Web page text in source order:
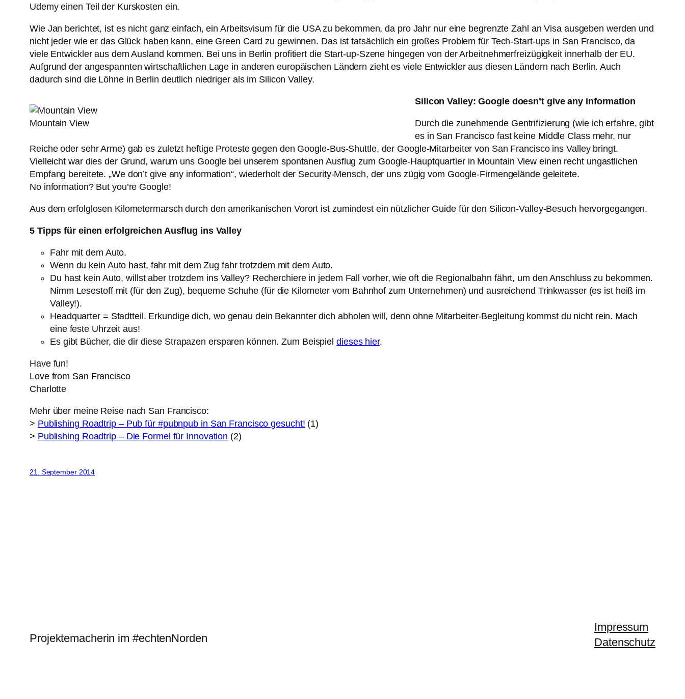
Udemy einen Teil der Kurskosten ein.
Wie Jan berichtet, ist es nicht ganz einfach, ein Arbeitsvisum für die USA zu bekommen, da pro Jahr nur eine begrenzte Zahl an Visa ausgeben werden und
nicht jeder wie er das Glück haben kann, eine Green Card zu gewinnen. Das ist tatsächlich ein großes Problem für Tech-Start-ups in San Francisco, da
viele Entwickler aus dem Ausland kommen. Bei uns in Berlin profitiert die Start-up-Szene hingegen von der Arbeitnehmerfreizügigkeit innerhalb der EU.
Aufgrund der angespannten wirtschaftlichen Lage in anderen europäischen Ländern zieht es viele Entwickler aus diesen Ländern nach Berlin. Auch
dadurch sind die Löhne in Berlin deutlich niedriger als im Silicon Valley.
Mountain View
Silicon Valley: Google doesn’t give any information
Durch die zunehmende Gentrifizierung (wie ich erfahre, gibt
es in San Francisco fast keine Middle Class mehr, nur
Reiche oder sehr Arme) gab es zuletzt heftige Proteste gegen den Google-Bus-Shuttle, der Google-Mitarbeiter von San Francisco ins Valley bringt.
Vielleicht war dies der Grund, warum uns Google bei unserem spontanen Ausflug zum Google-Hauptquartier in Mountain View einen recht ungastlichen
Empfang bereitete. „We don’t give any information“, wiederholt der Security-Mensch, der uns zügig vom Google-Firmengelände geleitete.
No information? But you’re Google!
Aus dem erfolglosen Kilometermarsch durch den amerikanischen Vorort ist zumindest ein nützlicher Guide für den Silicon-Valley-Besuch hervorgegangen.
5 Tipps für einen erfolgreichen Ausflug ins Valley
Fahr mit dem Auto.
Wenn du kein Auto hast,fahr mit dem Zug fahr trotzdem mit dem Auto.
Du hast kein Auto, willst aber trotzdem ins Valley? Recherchiere in jedem Fall vorher, wie oft die Regionalbahn fährt, um den Anschluss zu bekommen.
Nimm Lesestoff mit (für den Zug), bequeme Schuhe (für die Kilometer vom Bahnhof zum Unternehmen) und ausreichend Trinkwasser (es ist heiß im
Valley!).
Headquarter = Stadtteil. Erkundige dich, wo genau dein Bekannter dich abholen will, denn ohne Mitarbeiter-Begleitung kommst du nicht rein. Mach
eine feste Uhrzeit aus!
Es gibt Bücher, die dir diese Strapazen ersparen können. Zum Beispiel dieses hier.
Have fun!
Love from San Francisco
Charlotte
Mehr über meine Reise nach San Francisco:
> Publishing Roadtrip – Pub für #pubnpub in San Francisco gesucht! (1)
> Publishing Roadtrip – Die Formel für Innovation (2)
21. September 2014
Projektemacherin im #echtenNorden
Impressum
Datenschutz